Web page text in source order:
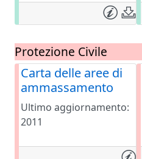
Protezione Civile
Carta delle aree di
ammassamento
Ultimo aggiornamento:
2011